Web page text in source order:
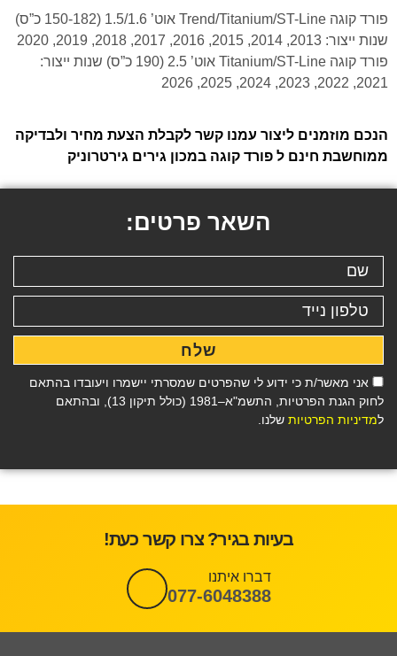
פורד קוגה Trend/Titanium/ST-Line אוט’ 1.5/1.6 (150-182 כ”ס)
שנות ייצור: 2013, 2014, 2015, 2016, 2017, 2018, 2019, 2020
פורד קוגה Titanium/ST-Line אוט’ 2.5 (190 כ”ס) שנות ייצור:
2021, 2022, 2023, 2024, 2025, 2026
הנכם מוזמנים ליצור עמנו קשר לקבלת הצעת מחיר ולבדיקה
ממוחשבת חינם ל פורד קוגה במכון גירים גירטרוניק
השאר פרטים:
אני מאשר/ת כי ידוע לי שהפרטים שמסרתי יישמרו ויעובדו בהתאם
לחוק הגנת הפרטיות, התשמ"א–1981 (כולל תיקון 13), ובהתאם
למדיניות הפרטיות שלנו.
שלח
בעיות בגיר? צרו קשר כעת!
דברו איתנו
077-6048388